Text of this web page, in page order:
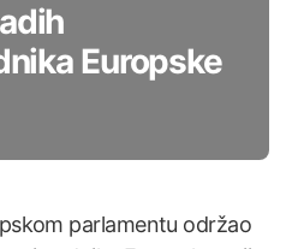
Europske
parlamentu održao